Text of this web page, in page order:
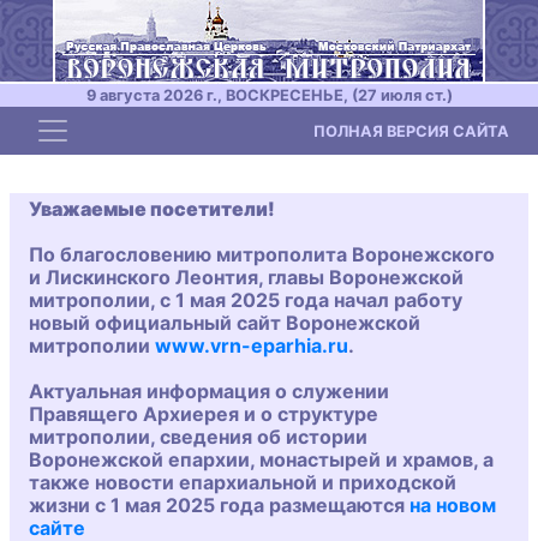
9 августа 2026 г., ВОСКРЕСЕНЬЕ, (27 июля ст.)
Toggle navigation ПОЛНАЯ ВЕРСИЯ САЙТА
Уважаемые посетители!
По благословению митрополита Воронежского
и Лискинского Леонтия, главы Воронежской
митрополии, с 1 мая 2025 года начал работу
новый официальный сайт Воронежской
митрополии www.vrn-eparhia.ru.
Актуальная информация о служении
Правящего Архиерея и о структуре
митрополии, сведения об истории
Воронежской епархии, монастырей и храмов, а
также новости епархиальной и приходской
жизни с 1 мая 2025 года размещаются на новом
сайте